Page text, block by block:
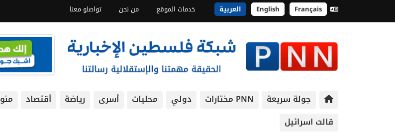
English Français العربية خدمات الموقع من نحن تواصلو معنا
جولة سريعة PNN مختارات دولي محليات أسرى رياضة أقتصاد
قالت اسرائيل